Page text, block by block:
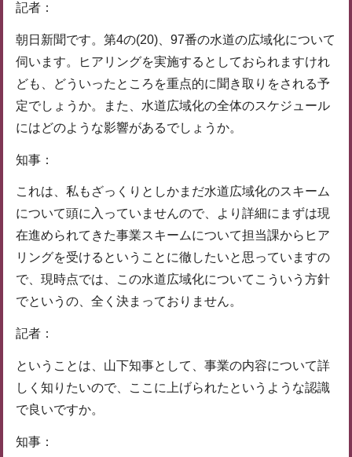
記者：
朝日新聞です。第4の(20)、97番の水道の広域化について
伺います。ヒアリングを実施するとしておられますけれ
ども、どういったところを重点的に聞き取りをされる予
定でしょうか。また、水道広域化の全体のスケジュール
にはどのような影響があるでしょうか。
知事：
これは、私もざっくりとしかまだ水道広域化のスキーム
について頭に入っていませんので、より詳細にまずは現
在進められてきた事業スキームについて担当課からヒア
リングを受けるということに徹したいと思っていますの
で、現時点では、この水道広域化についてこういう方針
でというの、全く決まっておりません。
記者：
ということは、山下知事として、事業の内容について詳
しく知りたいので、ここに上げられたというような認識
で良いですか。
知事：